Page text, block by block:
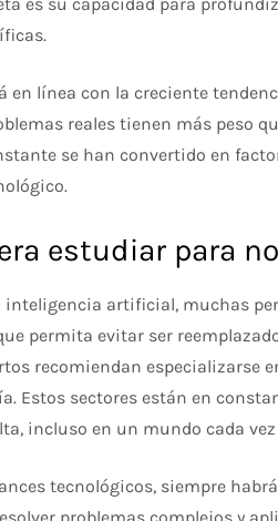
en línea con la creciente
reales tienen más peso
se han convertido en
estudiar para
inteligencia artificial, muchas
permita evitar ser
recomiendan especializarse
Estos sectores están en
incluso en un mundo cada
tecnológicos, siempre